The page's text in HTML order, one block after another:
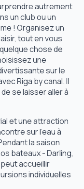
autrement
un club ou un
! Organisez un
tout en vous
chose de
une
sur le
Riga by canal. Il
se laisser aller à
et une attraction
sur l'eau à
la saison
bateaux - Darling,
accueillir
individuelles